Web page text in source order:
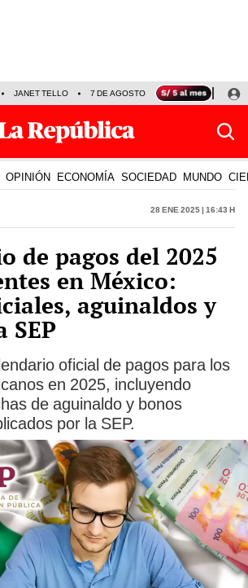
JANET TELLO 7 DE AGOSTO TINKA RESULTADOS
OPINIÓN ECONOMÍA SOCIEDAD MUNDO
28 Ene 2025 | 16:43 h
de pagos del 2025
en México:
aguinaldos y
SEP
oficial de pagos para los
en 2025, incluyendo
de aguinaldo y bonos
por la SEP.